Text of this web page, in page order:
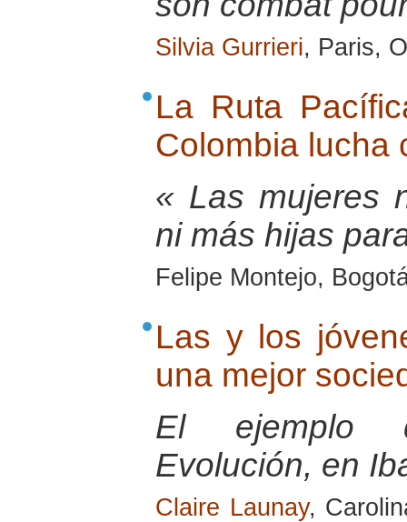
Silvia Gurrieri, Paris,
La Ruta
Colombia lucha
« Las mujeres
ni más hijas
Felipe Montejo,
Las y los
una mejor
El ejemplo
Evolución, en
Claire Launay,